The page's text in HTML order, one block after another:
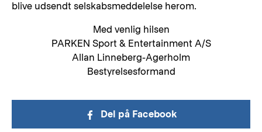
blive udsendt selskabsmeddelelse herom.
Med venlig hilsen
PARKEN Sport & Entertainment A/S
Allan Linneberg-Agerholm
Bestyrelsesformand
Del på Facebook